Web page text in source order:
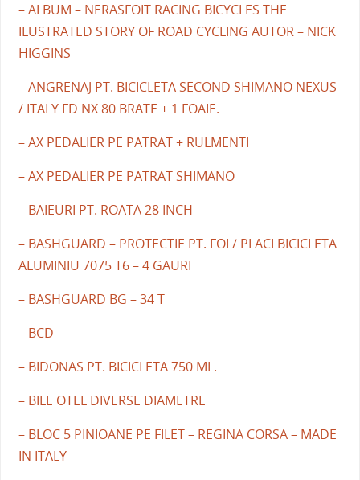
– ALBUM – NERASFOIT RACING BICYCLES THE
ILUSTRATED STORY OF ROAD CYCLING AUTOR – NICK
HIGGINS
– ANGRENAJ PT. BICICLETA SECOND SHIMANO NEXUS
/ ITALY FD NX 80 BRATE + 1 FOAIE.
– AX PEDALIER PE PATRAT + RULMENTI
– AX PEDALIER PE PATRAT SHIMANO
– BAIEURI PT. ROATA 28 INCH
– BASHGUARD – PROTECTIE PT. FOI / PLACI BICICLETA
ALUMINIU 7075 T6 – 4 GAURI
– BASHGUARD BG – 34 T
– BCD
– BIDONAS PT. BICICLETA 750 ML.
– BILE OTEL DIVERSE DIAMETRE
– BLOC 5 PINIOANE PE FILET – REGINA CORSA – MADE
IN ITALY